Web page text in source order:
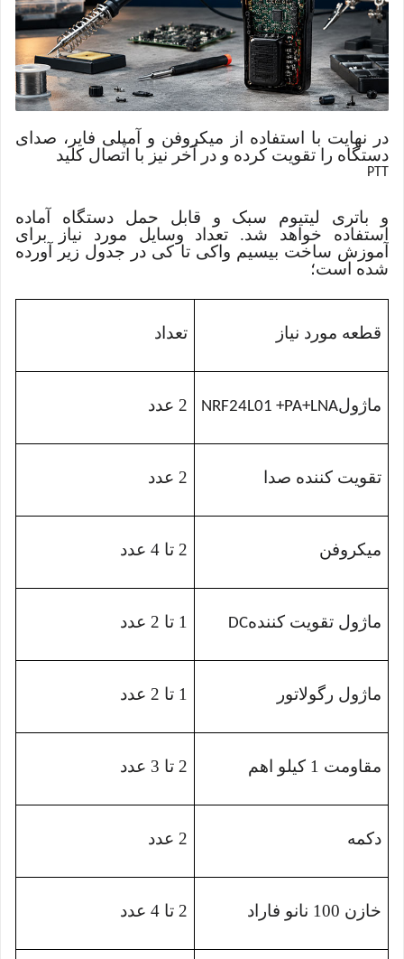
در نهایت با استفاده از میکروفن و آمپلی فایر، صدای
دستگاه را تقویت کرده و در آخر نیز با اتصال کلید
PTT
و باتری لیتیوم سبک و قابل حمل دستگاه آماده
استفاده خواهد شد. تعداد وسایل مورد نیاز برای
آموزش ساخت بیسیم واکی تا کی در جدول زیر آورده
شده است؛
قطعه مورد نیاز تعداد
ماژولNRF24L01 +PA+LNA 2 عدد
تقویت کننده صدا 2 عدد
میکروفن 2 تا 4 عدد
ماژول تقویت کنندهDC 1 تا 2 عدد
ماژول رگولاتور 1 تا 2 عدد
مقاومت 1 کیلو اهم 2 تا 3 عدد
دکمه 2 عدد
خازن 100 نانو فاراد 2 تا 4 عدد